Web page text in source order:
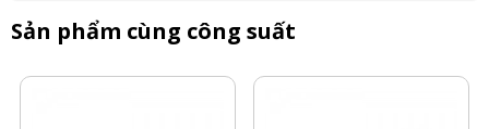
Sản phẩm cùng công suất